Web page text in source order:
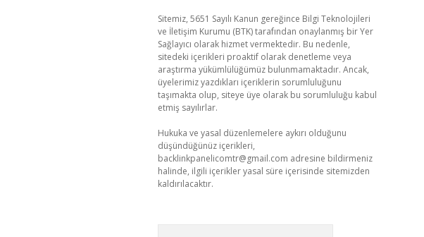
Sitemiz, 5651 Sayılı Kanun gereğince Bilgi Teknolojileri
ve İletişim Kurumu (BTK) tarafından onaylanmış bir Yer
Sağlayıcı olarak hizmet vermektedir. Bu nedenle,
sitedeki içerikleri proaktif olarak denetleme veya
araştırma yükümlülüğümüz bulunmamaktadır. Ancak,
üyelerimiz yazdıkları içeriklerin sorumluluğunu
taşımakta olup, siteye üye olarak bu sorumluluğu kabul
etmiş sayılırlar.
Hukuka ve yasal düzenlemelere aykırı olduğunu
düşündüğünüz içerikleri,
backlinkpanelicomtr@gmail.com adresine bildirmeniz
halinde, ilgili içerikler yasal süre içerisinde sitemizden
kaldırılacaktır.